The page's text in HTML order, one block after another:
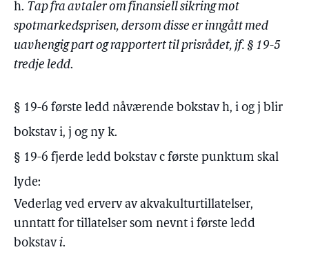
h. Tap fra avtaler om finansiell sikring mot
spotmarkedsprisen, dersom disse er inngått med
uavhengig part og rapportert til prisrådet, jf. § 19-5
tredje ledd.
§ 19-6 første ledd nåværende bokstav h, i og j blir
bokstav i, j og ny k.
§ 19-6 fjerde ledd bokstav c første punktum skal
lyde:
Vederlag ved erverv av akvakulturtillatelser,
unntatt for tillatelser som nevnt i første ledd
bokstavi.